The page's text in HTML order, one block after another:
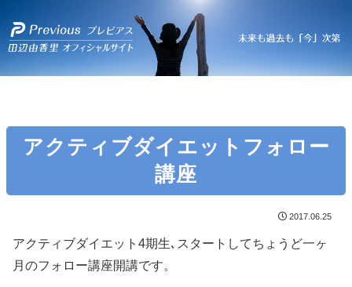
アクティブダイエットフォロー
講座
2017.06.25
アクティブダイエット4期生､スタートしてちょうど一ヶ
月のフォロー講座開講です。